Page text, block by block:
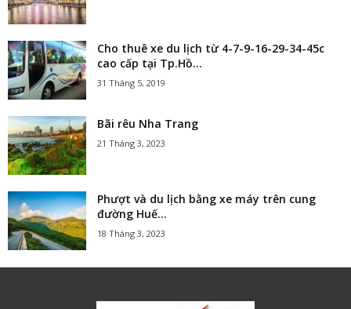
Cho thuê xe du lịch từ 4-7-9-16-29-34-45c
cao cấp tại Tp.Hồ...
31 Tháng 5, 2019
Bãi rêu Nha Trang
21 Tháng 3, 2023
Phượt và du lịch bằng xe máy trên cung
đường Huế...
18 Tháng 3, 2023